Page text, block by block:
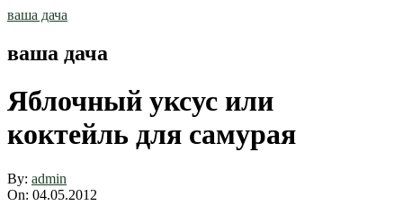
Skip
ваша дача
ваша дача
Яблочный уксус или
коктейль для самурая
By: admin
On: 04.05.2012